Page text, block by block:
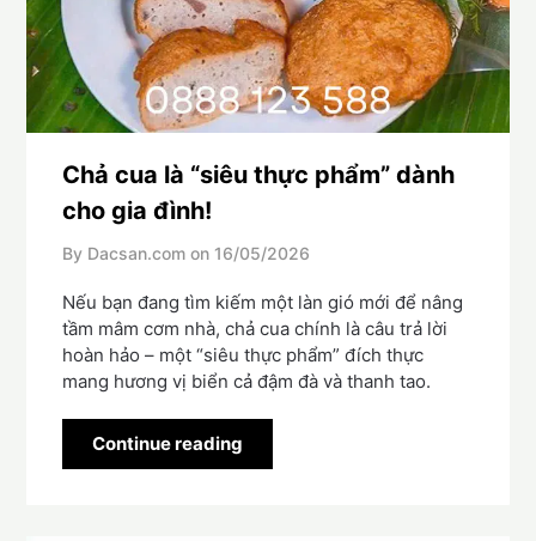
Chả cua là “siêu thực phẩm” dành
cho gia đình!
By Dacsan.com on 16/05/2026
Nếu bạn đang tìm kiếm một làn gió mới để nâng
tầm mâm cơm nhà, chả cua chính là câu trả lời
hoàn hảo – một “siêu thực phẩm” đích thực
mang hương vị biển cả đậm đà và thanh tao.
Continue reading